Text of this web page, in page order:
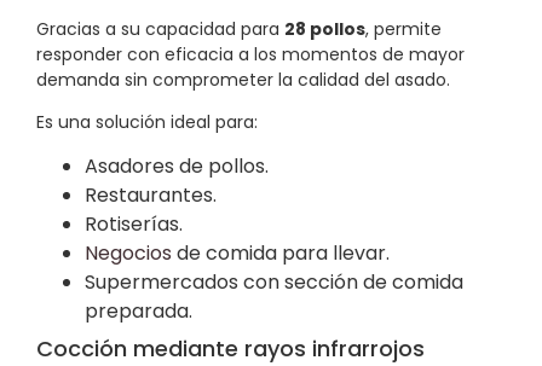
Gracias a su capacidad para 28 pollos, permite
responder con eficacia a los momentos de mayor
demanda sin comprometer la calidad del asado.
Es una solución ideal para:
Asadores de pollos.
Restaurantes.
Rotiserías.
Negocios de comida para llevar.
Supermercados con sección de comida
preparada.
Cocción mediante rayos infrarrojos